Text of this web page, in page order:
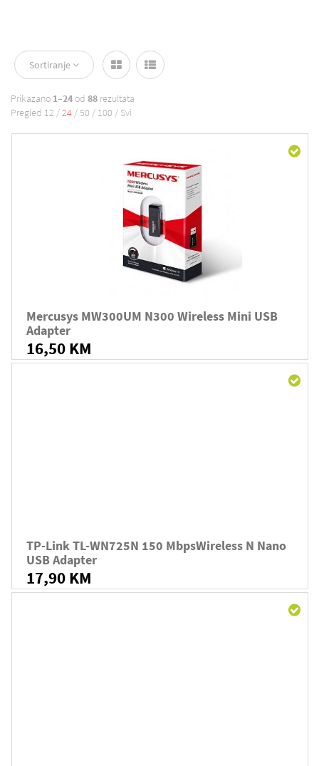
Sortiranje
Prikazano 1–24 od 88 rezultata
Pregled 12 /24 /50 / 100 / Svi
Mercusys MW300UM N300 Wireless Mini USB
Adapter
16,50 KM
TP-Link TL-WN725N 150 MbpsWireless N Nano
USB Adapter
17,90 KM